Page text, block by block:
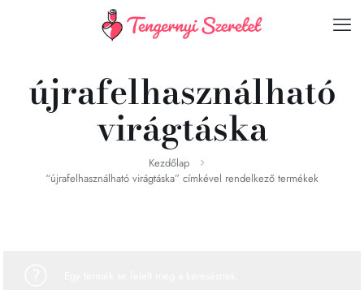
újrafelhasználható
virágtáska
Kezdőlap
“újrafelhasználható virágtáska” címkével rendelkező termékek